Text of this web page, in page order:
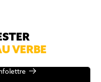
VERBE